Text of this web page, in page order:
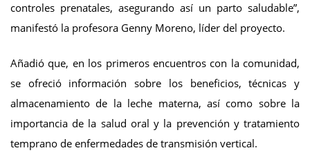
controles prenatales, asegurando así un parto saludable”,
manifestó la profesora Genny Moreno, líder del proyecto.
Añadió que, en los primeros encuentros con la comunidad,
se ofreció información sobre los beneficios, técnicas y
almacenamiento de la leche materna, así como sobre la
importancia de la salud oral y la prevención y tratamiento
temprano de enfermedades de transmisión vertical.